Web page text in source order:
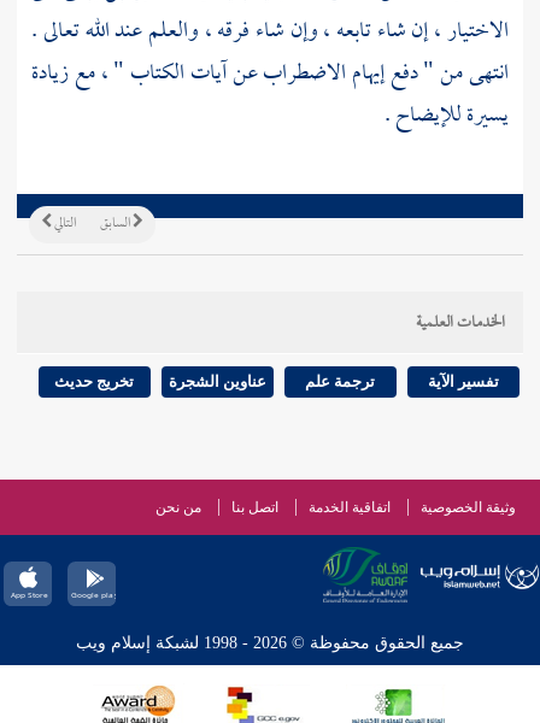
الاختيار ، إن شاء تابعه ، وإن شاء فرقه ، والعلم عند الله تعالى .
انتهى من " دفع إيهام الاضطراب عن آيات الكتاب " ، مع زيادة
يسيرة للإيضاح .
التالي السابق
الخدمات العلمية
تفسير الآية ترجمة علم عناوين الشجرة تخريج حديث
وثيقة الخصوصية اتفاقية الخدمة اتصل بنا من نحن
جميع الحقوق محفوظة © 2026 - 1998 لشبكة إسلام ويب